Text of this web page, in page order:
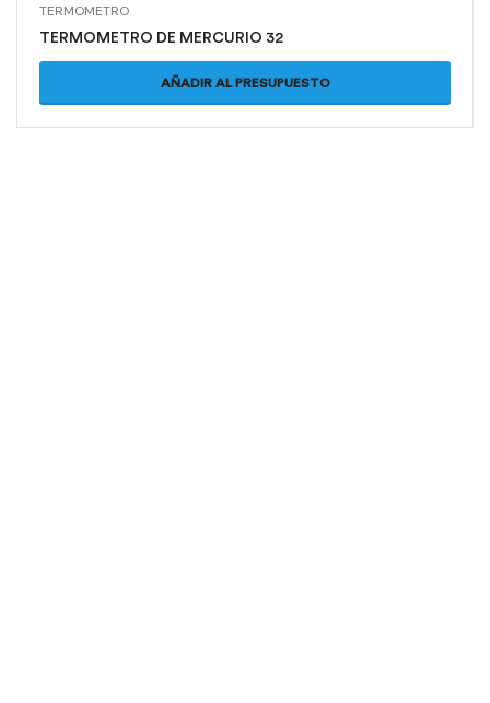
TERMOMETRO
TERMOMETRO DE MERCURIO 32
AÑADIR AL PRESUPUESTO